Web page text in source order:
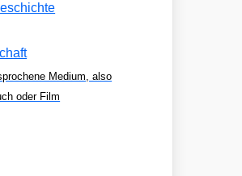
Medium, also
oder Film